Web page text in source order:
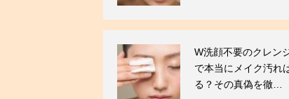
W洗顔不要のクレン
で本当にメイク汚れ
る？その真偽を徹…